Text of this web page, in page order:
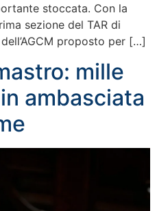
stoccata. Con la
sezione del TAR di
proposto per […]
mille
ambasciata